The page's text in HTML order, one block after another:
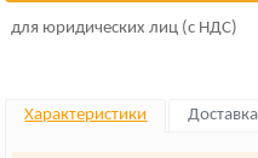
для юридических лиц (с НДС)
Характеристики Доставка